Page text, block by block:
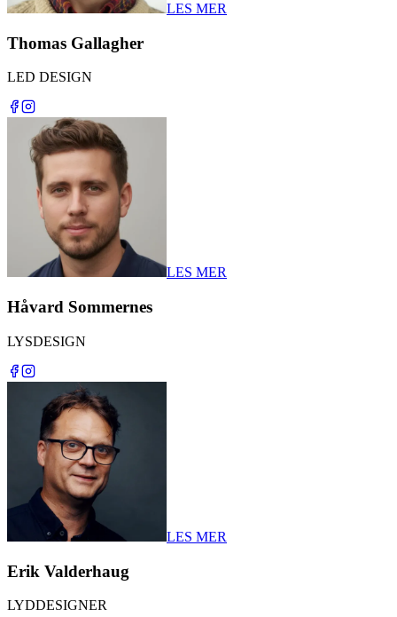
LES MER
Thomas Gallagher
LED DESIGN
LES MER
Håvard Sommernes
LYSDESIGN
LES MER
Erik Valderhaug
LYDDESIGNER